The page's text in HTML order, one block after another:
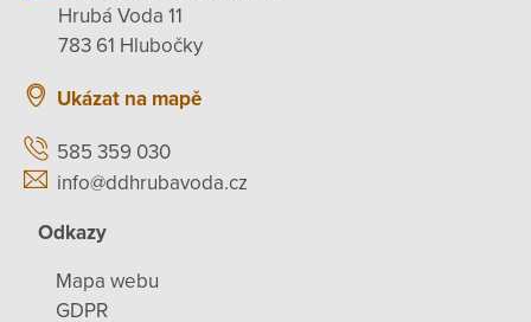
Hrubá Voda 11
783 61 Hlubočky
Ukázat na mapě
585 359 030
info@ddhrubavoda.cz
Odkazy
Mapa webu
GDPR